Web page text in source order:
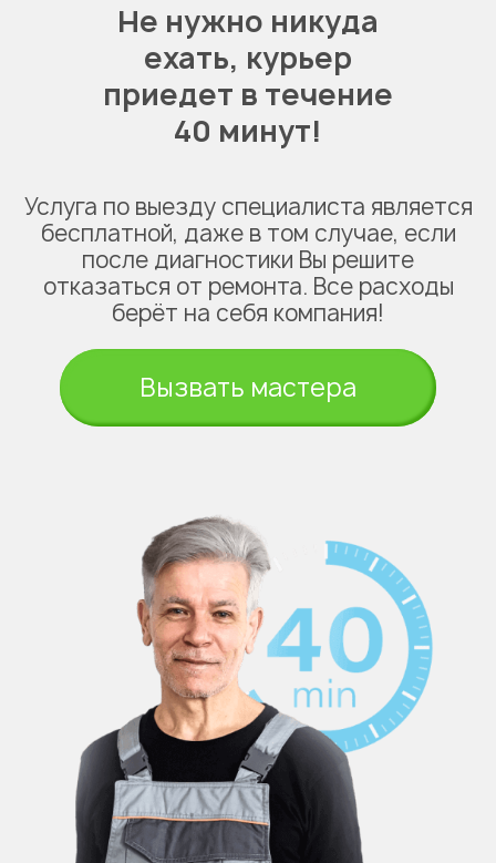
Не нужно никуда
ехать, курьер
приедет в течение
40 минут!
Услуга по выезду специалиста является
бесплатной, даже в том случае, если
после диагностики Вы решите
отказаться от ремонта. Все расходы
берёт на себя компания!
Вызвать мастера